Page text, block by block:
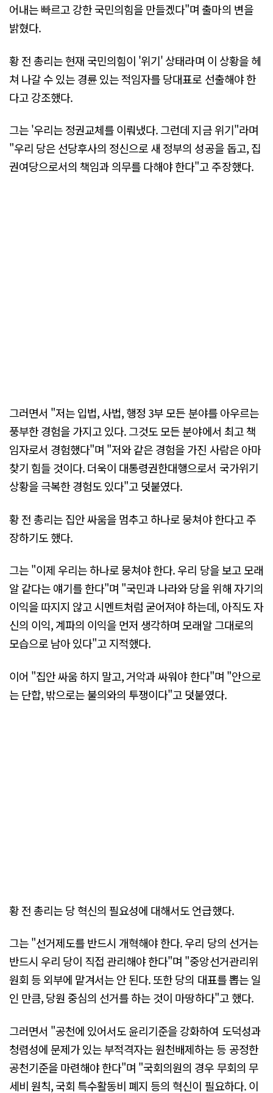
어내는 빠르고 강한 국민의힘을 만들겠다"며 출마의 변을
밝혔다.
황 전 총리는 현재 국민의힘이 '위기' 상태라며 이 상황을 헤
쳐 나갈 수 있는 경륜 있는 적임자를 당대표로 선출해야 한
다고 강조했다.
그는 '우리는 정권교체를 이뤄냈다. 그런데 지금 위기"라며
"우리 당은 선당후사의 정신으로 새 정부의 성공을 돕고, 집
권여당으로서의 책임과 의무를 다해야 한다"고 주장했다.
그러면서 "저는 입법, 사법, 행정 3부 모든 분야를 아우르는
풍부한 경험을 가지고 있다. 그것도 모든 분야에서 최고 책
임자로서 경험했다"며 "저와 같은 경험을 가진 사람은 아마
찾기 힘들 것이다. 더욱이 대통령권한대행으로서 국가위기
상황을 극복한 경험도 있다"고 덧붙였다.
황 전 총리는 집안 싸움을 멈추고 하나로 뭉쳐야 한다고 주
장하기도 했다.
그는 "이제 우리는 하나로 뭉쳐야 한다. 우리 당을 보고 모래
알 같다는 얘기를 한다"며 "국민과 나라와 당을 위해 자기의
이익을 따지지 않고 시멘트처럼 굳어져야 하는데, 아직도 자
신의 이익, 계파의 이익을 먼저 생각하며 모래알 그대로의
모습으로 남아 있다"고 지적했다.
이어 "집안 싸움 하지 말고, 거악과 싸워야 한다"며 "안으로
는 단합, 밖으로는 불의와의 투쟁이다"고 덧붙였다.
황 전 총리는 당 혁신의 필요성에 대해서도 언급했다.
그는 "선거제도를 반드시 개혁해야 한다. 우리 당의 선거는
반드시 우리 당이 직접 관리해야 한다"며 "중앙선거관리위
원회 등 외부에 맡겨서는 안 된다. 또한 당의 대표를 뽑는 일
인 만큼, 당원 중심의 선거를 하는 것이 마땅하다"고 했다.
그러면서 "공천에 있어서도 윤리기준을 강화하여 도덕성과
청렴성에 문제가 있는 부적격자는 원천배제하는 등 공정한
공천기준을 마련해야 한다"며 "국회의원의 경우 무회의 무
세비 원칙, 국회 특수활동비 폐지 등의 혁신이 필요하다. 이